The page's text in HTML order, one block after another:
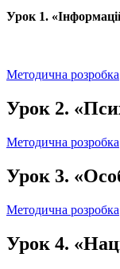
Урок 1.
Методична розробка
Урок 2.
Методична розробка
Урок 3.
Методична розробка
Урок 4.